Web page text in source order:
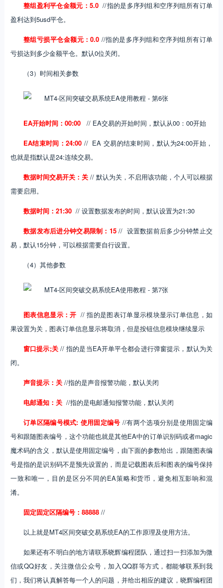
整组盈利平仓金额元：5.0 //指的是多序列组和空序列组所有订单
盈利达到5usd平仓。
整组亏损平仓金额元：0.0 //指的是多序列组和空序列组所有订单
亏损达到多少金额平仓。默认0位关闭。
（3）时间相关参数
EA开始时间：00:00 // EA交易的开始时间，默认从00：00开始
EA结束时间：24:00 // EA 交易的结束时间，默认为24:00开始，
也就是指默认是24:连续交易。
数据时间交易开关：关// 默认为关，不启用该功能，个人可以根据
需要启用。
数据时间：21:30 // 设置数据发布的时间，默认设置为21:30
数据发布后进分钟交易限制：15// 设置数据前后多少分钟禁止交
易，默认15分钟，可以根据需要自行设置。
（4）其他参数
图表信息显示：开 // 指的是图表订单显示模块显示订单信息，如
果设置为关，图表订单信息显示将取消，但是按钮信息模块继续显示
窗口提示;关// 指的是当EA开单平仓都会进行弹窗提示，默认为关
闭。
声音提示：关//指的是声音报警功能，默认关闭
电邮通知：关//指的是电邮通知报警功能，默认关闭
订单区隔编号模式: 使用固定编号 //有两个选项分别是使用固定编
号和跟随图表编号，这个功能也就是其他EA中的订单识别码或者magic
魔术码的含义，默认是使用固定编号，由下面的参数给出，跟随图表编
号是指的是识别码不是预先设置的，而是记载图表后和图表的编号保持
一致和唯一，目的是区分不同的EA策略和货币，避免相互影响和混
淆。
固定固定区隔编号：88888 //
以上就是MT4区间突破交易系统EA的工作原理及使用方法。
如果还有不明白的地方请联系晓辉编程团队，通过扫一扫添加为微
信或QQ好友，关注微信公众号，加入QQ群等方式，都能够联系到我
们，我们将认真解答每一个人的问题，并给出相应的建议，晓辉编程团